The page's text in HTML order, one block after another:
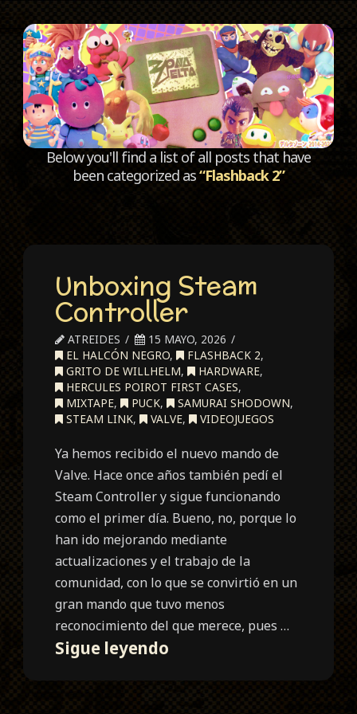
Below you'll find a list of all posts that have
been categorized as“Flashback 2”
Unboxing Steam
Controller
ATREIDES
15 MAYO, 2026
EL HALCÓN NEGRO, FLASHBACK 2,
GRITO DE WILLHELM, HARDWARE,
HERCULES POIROT FIRST CASES,
MIXTAPE, PUCK, SAMURAI SHODOWN,
STEAM LINK, VALVE, VIDEOJUEGOS
Ya hemos recibido el nuevo mando de
Valve. Hace once años también pedí el
Steam Controller y sigue funcionando
como el primer día. Bueno, no, porque lo
han ido mejorando mediante
actualizaciones y el trabajo de la
comunidad, con lo que se convirtió en un
gran mando que tuvo menos
reconocimiento del que merece, pues …
Sigue leyendo
Controller